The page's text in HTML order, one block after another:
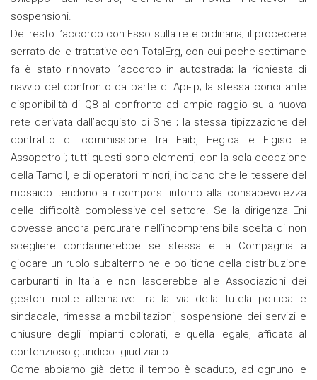
sospensioni.
Del resto l’accordo con Esso sulla rete ordinaria; il procedere
serrato delle trattative con TotalErg, con cui poche settimane
fa è stato rinnovato l’accordo in autostrada; la richiesta di
riavvio del confronto da parte di Api-Ip; la stessa conciliante
disponibilità di Q8 al confronto ad ampio raggio sulla nuova
rete derivata dall’acquisto di Shell; la stessa tipizzazione del
contratto di commissione tra Faib, Fegica e Figisc e
Assopetroli; tutti questi sono elementi, con la sola eccezione
della Tamoil, e di operatori minori, indicano che le tessere del
mosaico tendono a ricomporsi intorno alla consapevolezza
delle difficoltà complessive del settore. Se la dirigenza Eni
dovesse ancora perdurare nell’incomprensibile scelta di non
scegliere condannerebbe se stessa e la Compagnia a
giocare un ruolo subalterno nelle politiche della distribuzione
carburanti in Italia e non lascerebbe alle Associazioni dei
gestori molte alternative tra la via della tutela politica e
sindacale, rimessa a mobilitazioni, sospensione dei servizi e
chiusure degli impianti colorati, e quella legale, affidata al
contenzioso giuridico- giudiziario.
Come abbiamo già detto il tempo è scaduto, ad ognuno le